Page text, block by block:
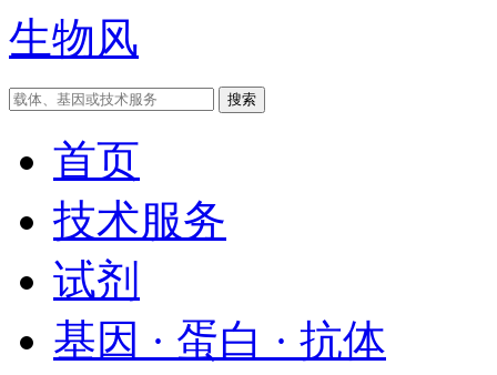
生物风
首页
技术服务
试剂
基因 · 蛋白 · 抗体